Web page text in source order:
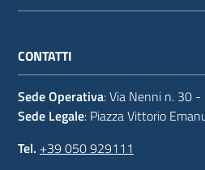
CONTATTI
Sede Operativa: Via Nenni n. 30
Sede Legale: Piazza Vittorio
Tel. +39 050 929111